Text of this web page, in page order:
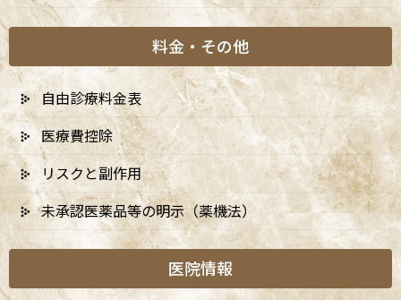
歯の硬さ・構造・エナメル質の成熟度など、もともとの歯の性質
によって、むし歯になりやすさは異なります。生えたばかりの永久
歯や乳歯はエナメル質が未成熟で軟らかいため、むし歯になりや
すい傾向があります。
2. 細菌（むし歯菌）
ミュータンス菌などのむし歯の原因菌は、歯の表面に付着し、糖
分を分解して酸を作り出します。これらの細菌が集まったネバネバ
した塊が「プラーク（歯垢）」です。プラークはうがいでは落ち
ず、歯ブラシやフロスを使った機械的な除去が必要です。
料金・その他
自由診療料金表
医療費控除
リスクと副作用
未承認医薬品等の明示（薬機法）
医院情報